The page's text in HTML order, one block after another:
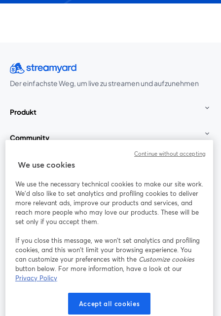
Der einfachste Weg, um live zu streamen und aufzunehmen
Produkt
Community
StreamYard für
Mitmachen
Webinar Facebook
wird in einem neuen Tab geöffnet
X (Twitter)
wird in einem neuen Tab geöffnet
Nutzungsbedingungen
wird in einem neuen Tab geöffnet
Datenschutzrichtlinie
wird in einem neuen Tab geöffnet
Cookie-Richtlinie
We use cookies
We use the necessary technical cookies to make our site work.
We'd also like to set analytics and profiling cookies to deliver
more relevant ads, improve our products and services, and
reach more people who may love our products. These will be
set only if you accept them.
If you close this message, we won’t set analytics and profiling
cookies, and this won’t limit your browsing experience. You
can customize your preferences with the Customize cookies
button below. For more information, have a look at our
Privacy Policy
Accept all cookies
Continue without accepting